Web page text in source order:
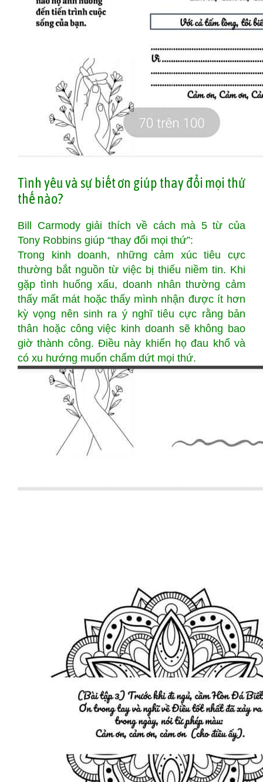
Tình yêu và sự biết ơn giúp thay đổi mọi thứ
thế nào?
Bill Carmody giải thích về cách mà 5 từ của
Tony Robbins giúp “thay đổi mọi thứ”:
Trong kinh doanh, những cảm xúc tiêu cực
thường bắt nguồn từ việc bị thiếu niềm tin. Khi
gặp tình huống xấu, doanh nhân thường cảm
thấy mất mát hoặc thấy mình nhận được ít hơn
kỳ vọng nên sinh ra ý nghĩ tiêu cực rằng bản
thân hoặc công việc kinh doanh sẽ không bao
giờ thành công. Điều này khiến họ đau khổ và
có xu hướng muốn chấm dứt mọi thứ.